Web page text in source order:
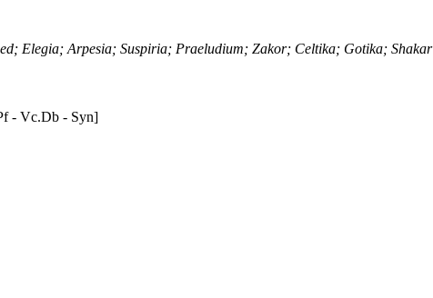
Elegia; Arpesia; Suspiria; Praeludium; Zakor; Celtika; Gotika; Shakar
- Vc.Db - Syn]